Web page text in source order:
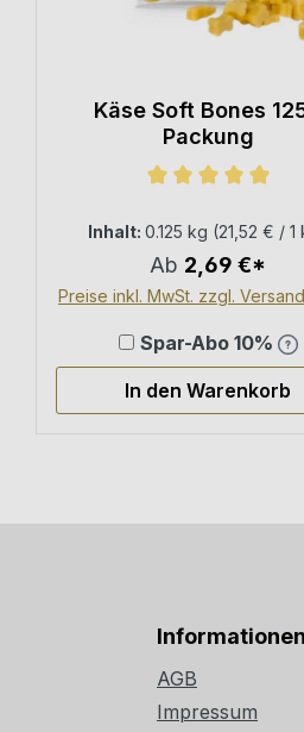
Käse Soft Bones
Packung
Inhalt:0.125 kg (21,52 € / 1
Ab 2,69 €*
Preise inkl. MwSt. zzgl.
Spar-Abo 10%
In den Warenkorb
Informationen
AGB
Impressum